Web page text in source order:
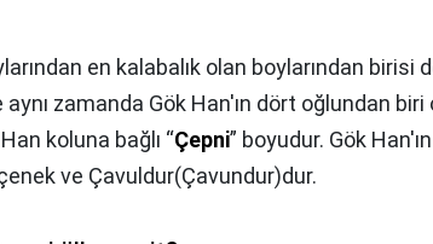
en kalabalık olan boylarından birisi
zamanda Gök Han'ın dört oğlundan biri
koluna bağlı “Çepni” boyudur. Gök
ve Çavuldur(Çavundur)dur.